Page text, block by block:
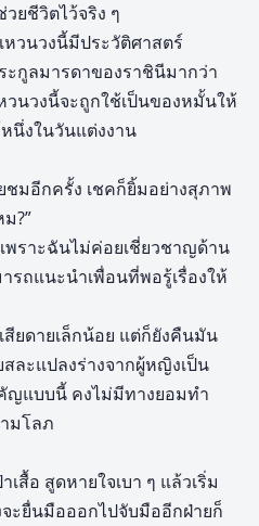
ยชีวิตไว้จริง ๆ
วนวงนี้มีประวัติศาสตร์
ะกูลมารดาของราชินีมากว่า
นวงนี้จะถูกใช้เป็นของหมั้นให้
นึ่งในวันแต่งงาน
ชมอีกครั้ง เชคก็ยิ้มอย่างสุภาพ
?”
เพราะฉันไม่ค่อยเชี่ยวชาญด้าน
ถแนะนำเพื่อนที่พอรู้เรื่องให้
สียดายเล็กน้อย แต่ก็ยังคืนมัน
ละแปลงร่างจากผู้หญิงเป็น
ญแบบนี้ คงไม่มีทางยอมทำ
มโลภ
เสื้อ สูดหายใจเบา ๆ แล้วเริ่ม
ะยื่นมือออกไปจับมืออีกฝ่ายก็